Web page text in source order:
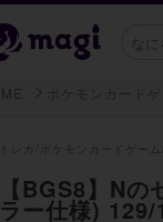
【BGS8】N
ラー仕様) 129/